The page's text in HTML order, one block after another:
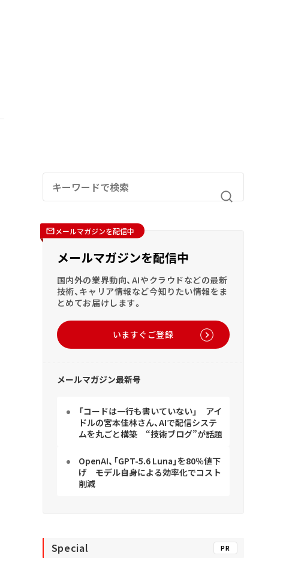
メールマガジンを配信中
メールマガジンを配信中
国内外の業界動向、AIやクラウドなどの最新
技術、キャリア情報など今知りたい情報をま
とめてお届けします。
いますぐご登録
メールマガジン最新号
「コードは一行も書いていない」 アイ
ドルの宮本佳林さん、AIで配信システ
ムを丸ごと構築 “技術ブログ”が話題
OpenAI、「GPT-5.6 Luna」を80％値下
げ モデル自身による効率化でコスト
削減
Special PR